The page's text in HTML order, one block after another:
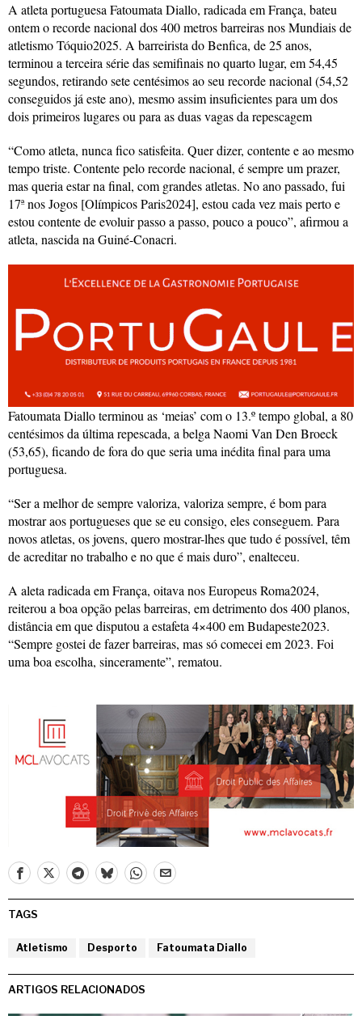
A atleta portuguesa Fatoumata Diallo, radicada em França, bateu
ontem o recorde nacional dos 400 metros barreiras nos Mundiais de
atletismo Tóquio2025. A barreirista do Benfica, de 25 anos,
terminou a terceira série das semifinais no quarto lugar, em 54,45
segundos, retirando sete centésimos ao seu recorde nacional (54,52
conseguidos já este ano), mesmo assim insuficientes para um dos
dois primeiros lugares ou para as duas vagas da repescagem
“Como atleta, nunca fico satisfeita. Quer dizer, contente e ao mesmo
tempo triste. Contente pelo recorde nacional, é sempre um prazer,
mas queria estar na final, com grandes atletas. No ano passado, fui
17ª nos Jogos [Olímpicos Paris2024], estou cada vez mais perto e
estou contente de evoluir passo a passo, pouco a pouco”, afirmou a
atleta, nascida na Guiné-Conacri.
Fatoumata Diallo terminou as ‘meias’ com o 13.º tempo global, a 80
centésimos da última repescada, a belga Naomi Van Den Broeck
(53,65), ficando de fora do que seria uma inédita final para uma
portuguesa.
“Ser a melhor de sempre valoriza, valoriza sempre, é bom para
mostrar aos portugueses que se eu consigo, eles conseguem. Para
novos atletas, os jovens, quero mostrar-lhes que tudo é possível, têm
de acreditar no trabalho e no que é mais duro”, enalteceu.
A aleta radicada em França, oitava nos Europeus Roma2024,
reiterou a boa opção pelas barreiras, em detrimento dos 400 planos,
distância em que disputou a estafeta 4×400 em Budapeste2023.
“Sempre gostei de fazer barreiras, mas só comecei em 2023. Foi
uma boa escolha, sinceramente”, rematou.
TAGS
Atletismo Desporto Fatoumata Diallo
ARTIGOS RELACIONADOS